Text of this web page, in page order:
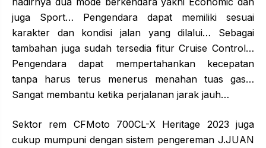
juga Sport… Pengendara dapat memiliki sesuai
karakter dan kondisi jalan yang dilalui… Sebagai
tambahan juga sudah tersedia fitur Cruise Control…
Pengendara dapat mempertahankan kecepatan
tanpa harus terus menerus menahan tuas gas…
Sangat membantu ketika perjalanan jarak jauh…
Sektor rem CFMoto 700CL-X Heritage 2023 juga
cukup mumpuni dengan sistem pengereman J.JUAN